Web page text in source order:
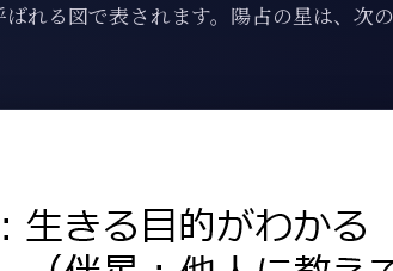
れる図で表されます。陽占の星は、次